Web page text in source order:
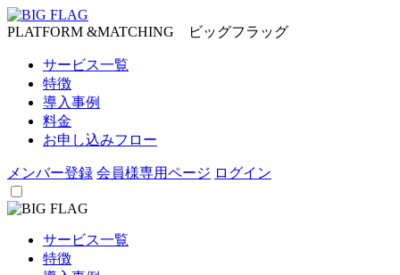
PLATFORM &MATCHING ビッグフラッグ
サービス一覧
特徴
導入事例
料金
お申し込みフロー
メンバー登録 会員様専用ページ ログイン
サービス一覧
特徴